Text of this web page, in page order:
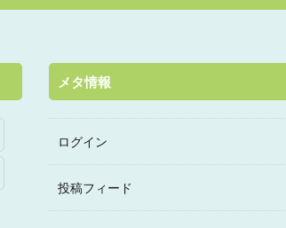
メタ情報
ログイン
投稿フィード